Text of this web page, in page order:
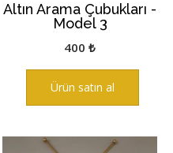
Altın Arama Çubukları -
Model 3
400₺
Ürün satın al